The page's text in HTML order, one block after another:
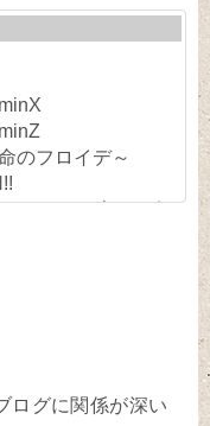
ログに関係が深い